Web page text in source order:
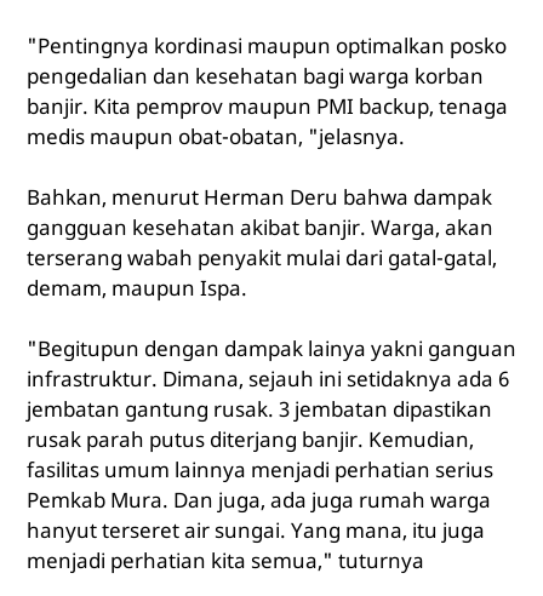
"Pentingnya kordinasi maupun optimalkan posko
pengedalian dan kesehatan bagi warga korban
banjir. Kita pemprov maupun PMI backup, tenaga
medis maupun obat-obatan, "jelasnya.
Bahkan, menurut Herman Deru bahwa dampak
gangguan kesehatan akibat banjir. Warga, akan
terserang wabah penyakit mulai dari gatal-gatal,
demam, maupun Ispa.
"Begitupun dengan dampak lainya yakni ganguan
infrastruktur. Dimana, sejauh ini setidaknya ada 6
jembatan gantung rusak. 3 jembatan dipastikan
rusak parah putus diterjang banjir. Kemudian,
fasilitas umum lainnya menjadi perhatian serius
Pemkab Mura. Dan juga, ada juga rumah warga
hanyut terseret air sungai. Yang mana, itu juga
menjadi perhatian kita semua," tuturnya